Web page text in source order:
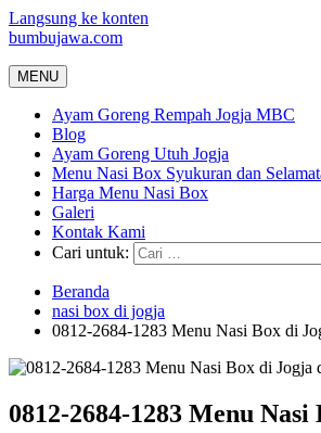
Langsung ke konten
bumbujawa.com
MENU
Ayam Goreng Rempah Jogja MBC
Blog
Ayam Goreng Utuh Jogja
Menu Nasi Box Syukuran dan
Harga Menu Nasi Box
Galeri
Kontak Kami
Cari untuk:
Beranda
nasi box di jogja
0812-2684-1283 Menu Nasi Box di
0812-2684-1283 Menu